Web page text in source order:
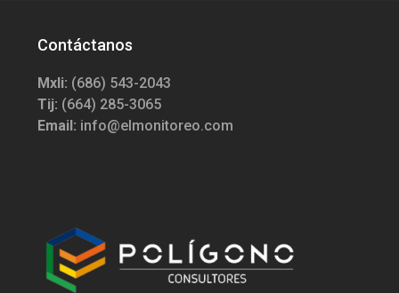
Contáctanos
Mxli: (686) 543-2043
Tij: (664) 285-3065
Email: info@elmonitoreo.com